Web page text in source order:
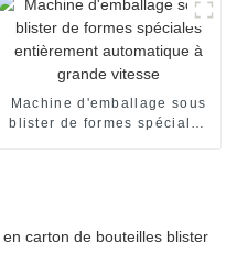
Machine d'emballage sous
blister de formes spéciales